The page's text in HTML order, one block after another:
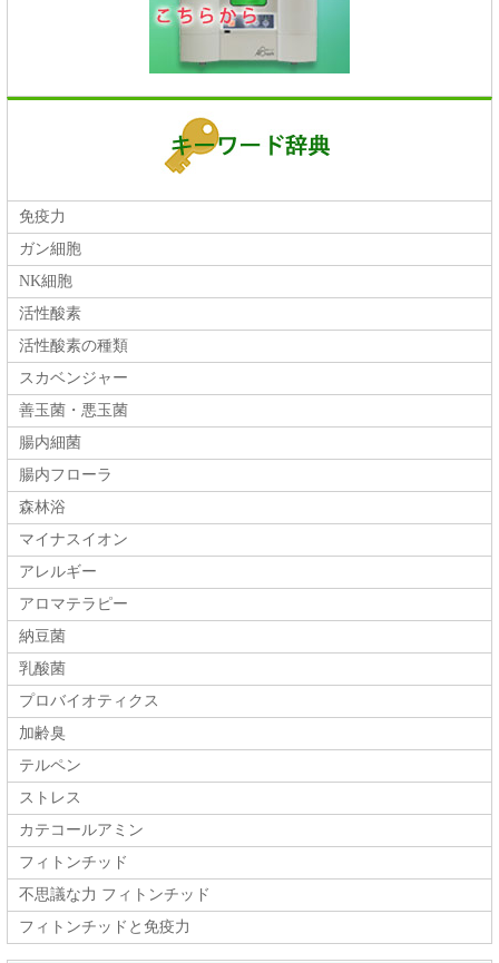
免疫力
ガン細胞
NK細胞
活性酸素
活性酸素の種類
スカベンジャー
善玉菌・悪玉菌
腸内細菌
腸内フローラ
森林浴
マイナスイオン
アレルギー
アロマテラピー
納豆菌
乳酸菌
プロバイオティクス
加齢臭
テルペン
ストレス
カテコールアミン
フィトンチッド
不思議な力 フィトンチッド
フィトンチッドと免疫力